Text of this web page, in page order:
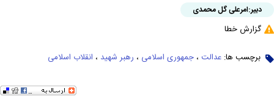
دبیر:امرعلی گل محمدی
گزارش خطا
برچسب ها: عدالت ، جمهوری اسلامی ، رهبر شهید ، انقلاب اسلامی